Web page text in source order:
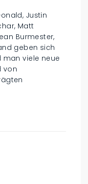
Justin
Matt
Burmester,
geben sich
man viele neue
von